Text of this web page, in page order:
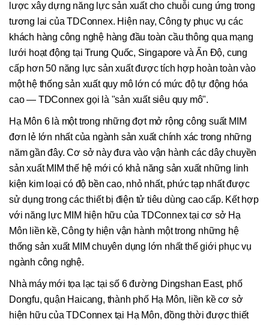
lược xây dựng năng lực sản xuất cho chuỗi cung ứng trong
tương lai của TDConnex. Hiện nay, Công ty phục vụ các
khách hàng công nghệ hàng đầu toàn cầu thông qua mạng
lưới hoạt động tại Trung Quốc, Singapore và Ấn Độ, cung
cấp hơn 50 năng lực sản xuất được tích hợp hoàn toàn vào
một hệ thống sản xuất quy mô lớn có mức độ tự động hóa
cao — TDConnex gọi là "sản xuất siêu quy mô".
Hạ Môn 6 là một trong những đợt mở rộng công suất MIM
đơn lẻ lớn nhất của ngành sản xuất chính xác trong những
năm gần đây. Cơ sở này đưa vào vận hành các dây chuyền
sản xuất MIM thế hệ mới có khả năng sản xuất những linh
kiện kim loại có độ bền cao, nhỏ nhất, phức tạp nhất được
sử dụng trong các thiết bị điện tử tiêu dùng cao cấp. Kết hợp
với năng lực MIM hiện hữu của TDConnex tại cơ sở Hạ
Môn liền kề, Công ty hiện vận hành một trong những hệ
thống sản xuất MIM chuyên dụng lớn nhất thế giới phục vụ
ngành công nghệ.
Nhà máy mới tọa lạc tại số 6 đường Dingshan East, phố
Dongfu, quận Haicang, thành phố Hạ Môn, liền kề cơ sở
hiện hữu của TDConnex tại Hạ Môn, đồng thời được thiết